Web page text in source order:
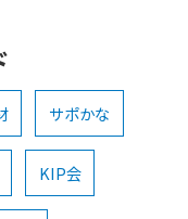
サポかな
KIP会